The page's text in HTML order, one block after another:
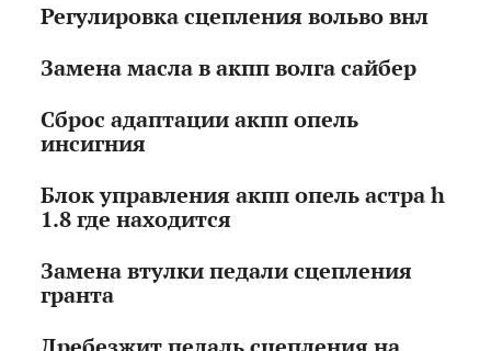
Регулировка сцепления вольво внл
Замена масла в акпп волга сайбер
Сброс адаптации акпп опель
инсигния
Блок управления акпп опель астра h
1.8 где находится
Замена втулки педали сцепления
гранта